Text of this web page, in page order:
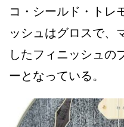
コ・シールド・トレ
ッシュはグロスで、
したフィニッシュの
ーとなっている。